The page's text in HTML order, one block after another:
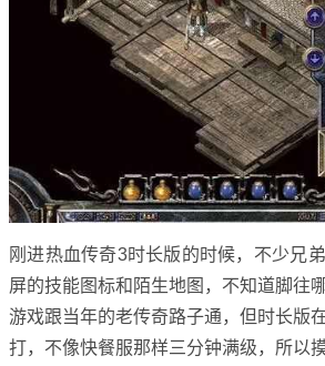
刚进热血传奇3时长版的时候，不少兄
屏的技能图标和陌生地图，不知道脚往
游戏跟当年的老传奇路子通，但时长版
打，不像快餐服那样三分钟满级，所以